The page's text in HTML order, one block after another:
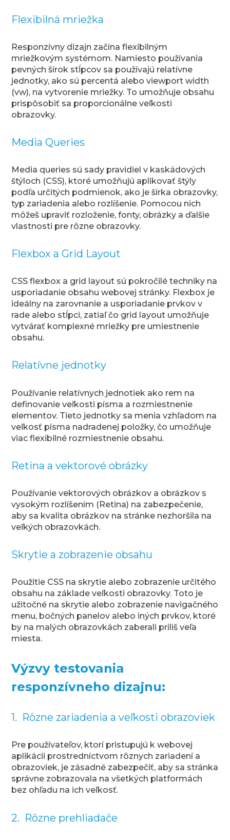
Flexibilná mriežka
Responzívny dizajn začína flexibilným
mriežkovým systémom. Namiesto používania
pevných šírok stĺpcov sa používajú relatívne
jednotky, ako sú percentá alebo viewport width
(vw), na vytvorenie mriežky. To umožňuje obsahu
prispôsobiť sa proporcionálne veľkosti
obrazovky.
Media Queries
Media queries sú sady pravidiel v kaskádových
štýloch (CSS), ktoré umožňujú aplikovať štýly
podľa určitých podmienok, ako je šírka obrazovky,
typ zariadenia alebo rozlíšenie. Pomocou nich
môžeš upraviť rozloženie, fonty, obrázky a ďalšie
vlastnosti pre rôzne obrazovky.
Flexbox a Grid Layout
CSS flexbox a grid layout sú pokročilé techniky na
usporiadanie obsahu webovej stránky. Flexbox je
ideálny na zarovnanie a usporiadanie prvkov v
rade alebo stĺpci, zatiaľ čo grid layout umožňuje
vytvárať komplexné mriežky pre umiestnenie
obsahu.
Relatívne jednotky
Používanie relatívnych jednotiek ako rem na
definovanie veľkosti písma a rozmiestnenie
elementov. Tieto jednotky sa menia vzhľadom na
veľkosť písma nadradenej položky, čo umožňuje
viac flexibilné rozmiestnenie obsahu.
Retina a vektorové obrázky
Používanie vektorových obrázkov a obrázkov s
vysokým rozlíšením (Retina) na zabezpečenie,
aby sa kvalita obrázkov na stránke nezhoršila na
veľkých obrazovkách.
Skrytie a zobrazenie obsahu
Použitie CSS na skrytie alebo zobrazenie určitého
obsahu na základe veľkosti obrazovky. Toto je
užitočné na skrytie alebo zobrazenie navigačného
menu, bočných panelov alebo iných prvkov, ktoré
by na malých obrazovkách zaberali príliš veľa
miesta.
Výzvy testovania
responzívneho dizajnu:
1. Rôzne zariadenia a veľkosti obrazoviek
Pre používateľov, ktorí pristupujú k webovej
aplikácii prostredníctvom rôznych zariadení a
obrazoviek, je zásadné zabezpečiť, aby sa stránka
správne zobrazovala na všetkých platformách
bez ohľadu na ich veľkosť.
2. Rôzne prehliadače